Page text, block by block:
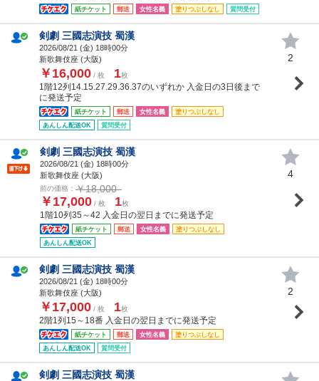
紙チケット 郵送 女性名義 塗りつぶしなし 質問受付
剣劇 三國志演技 蜀漢
2026/08/21 (金) 18時00分
新歌舞伎座 (大阪)
￥16,000 / 枚 1枚
1階12列14.15.27.29.36.37のいずれか 入金日の3日後まで
に発送予定
紙チケット 郵送 女性名義
塗りつぶしなし
あんしん配送OK
質問受付
2
剣劇 三國志演技 蜀漢
2026/08/21 (金) 18時00分
新歌舞伎座 (大阪)
前の価格： ￥18,000
￥17,000 / 枚 1枚
1階10列35～42 入金日の翌日までに発送予定
紙チケット 郵送 女性名義
塗りつぶしなし
あんしん配送OK
4
剣劇 三國志演技 蜀漢
2026/08/21 (金) 18時00分
新歌舞伎座 (大阪)
￥17,000 / 枚 1枚
2階1列15～18番 入金日の翌日までに発送予定
紙チケット 郵送 女性名義
塗りつぶしなし
あんしん配送OK
質問受付
2
剣劇 三國志演技 蜀漢